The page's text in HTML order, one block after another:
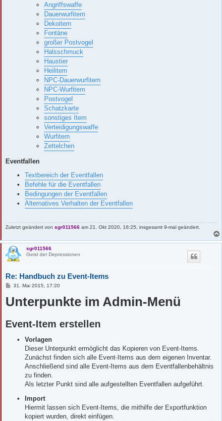
Angriffswaffe
Dauerwurfitem
Dekoitem
Fontäne
großer Postvogel
Halsschmuck
Haustier
Heilitem
NPC-Dauerwurfitem
NPC-Wurfitem
Postvogel
Schatzkarte
sonstiges Item
Verteidigungswaffe
Wurfitem
Zettelchen
Eventfallen
Textbereich der Eventfallen
Befehle für die Eventfallen
Bedingungen der Eventfallen
Alternatives Verhalten der Eventfallen
Zuletzt geändert von sgr011566 am 21. Okt 2020, 16:25, insgesamt 9-mal geändert.
sgr011566
Geist der Depressionen
Re: Handbuch zu Event-Items
B
i
t
g
31. Mai 2015, 17:20
Unterpunkte im Admin-Menü
Event-Item erstellen
Vorlagen
Dieser Unterpunkt ermöglicht das Kopieren von Event-Items.
Zunächst finden sich alle Event-Items aus dem eigenen Inventar.
Anschließend sind alle Event-Items aus dem Eventfallenbehältnis
zu finden.
Als letzter Punkt sind alle aufgestellten Eventfallen aufgeführt.
Import
Hiermit lassen sich Event-Items, die mithilfe der Exportfunktion
kopiert wurden, direkt einfügen.